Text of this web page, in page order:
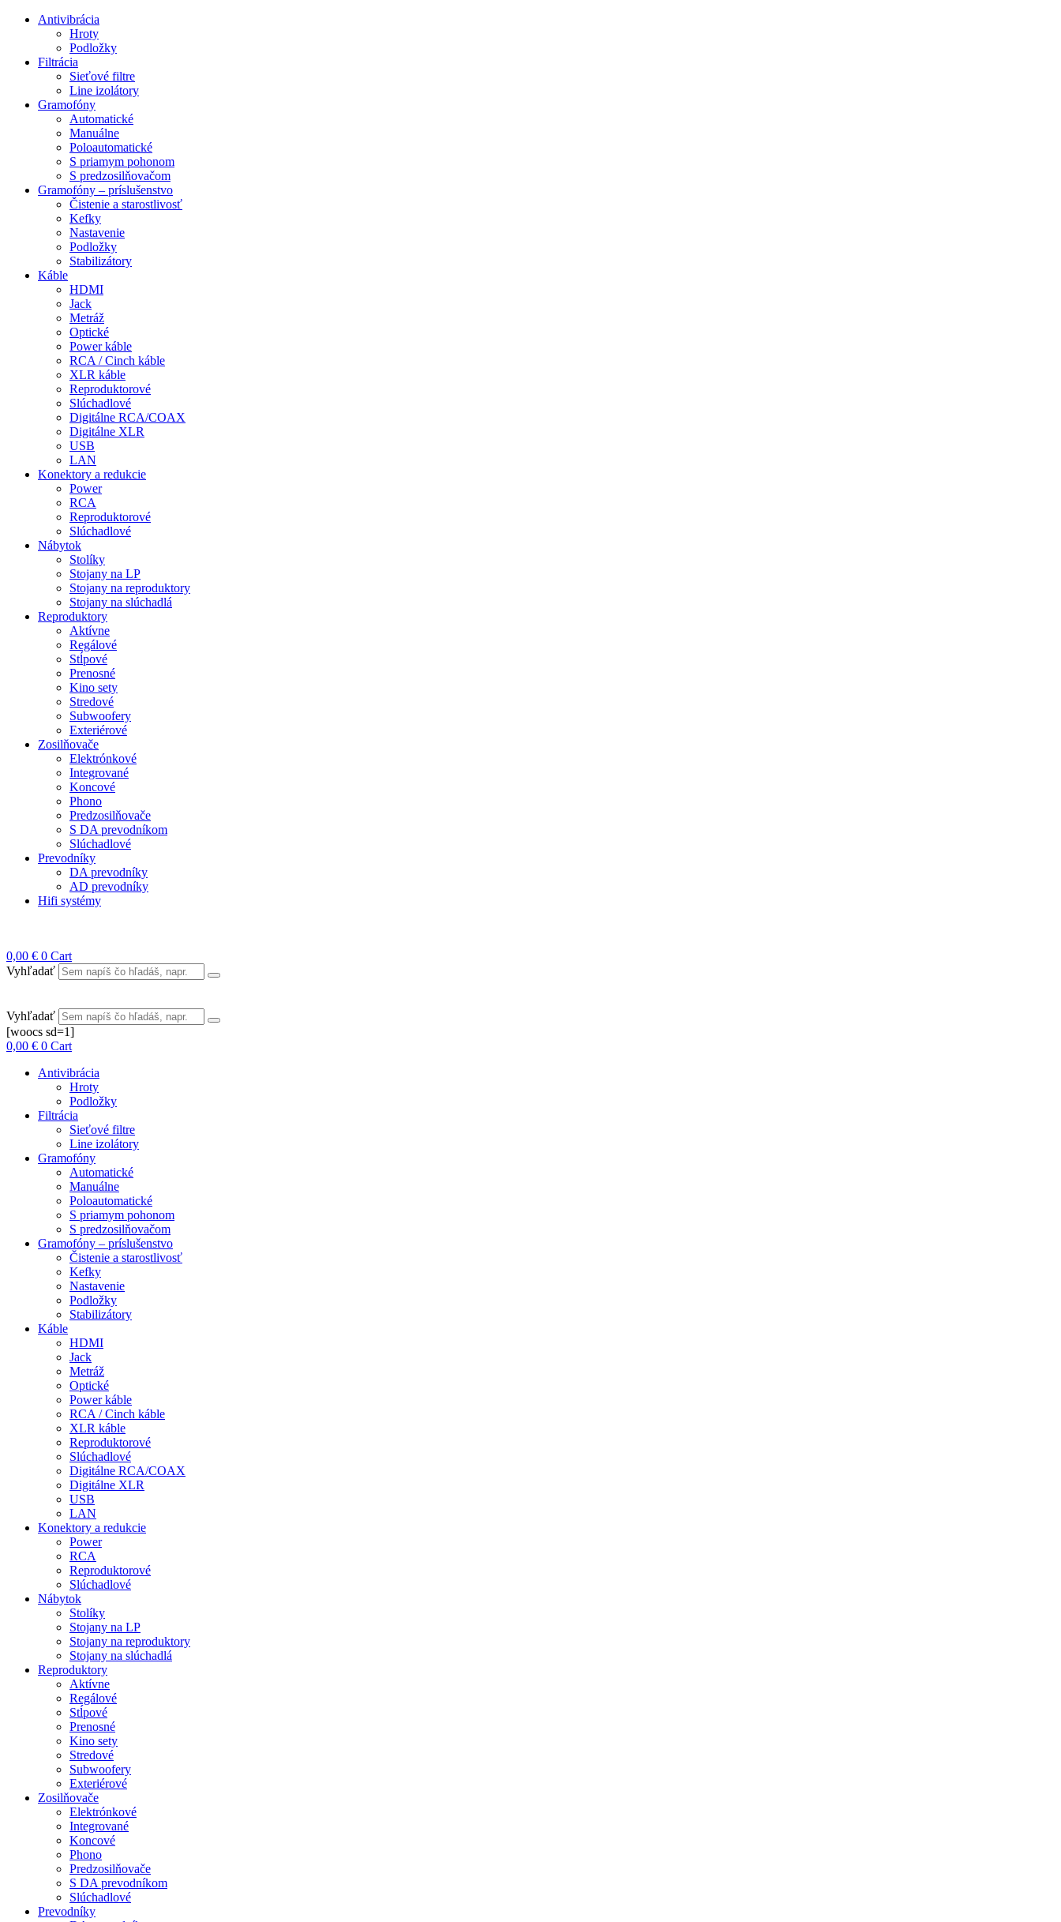
Antivibrácia
Hroty
Podložky
Filtrácia
Sieťové filtre
Line izolátory
Gramofóny
Automatické
Manuálne
Poloautomatické
S priamym pohonom
S predzosilňovačom
Gramofóny – príslušenstvo
Čistenie a starostlivosť
Kefky
Nastavenie
Podložky
Stabilizátory
Káble
HDMI
Jack
Metráž
Optické
Power káble
RCA / Cinch káble
XLR káble
Reproduktorové
Slúchadlové
Digitálne RCA/COAX
Digitálne XLR
USB
LAN
Konektory a redukcie
Power
RCA
Reproduktorové
Slúchadlové
Nábytok
Stolíky
Stojany na LP
Stojany na reproduktory
Stojany na slúchadlá
Reproduktory
Aktívne
Regálové
Stĺpové
Prenosné
Kino sety
Stredové
Subwoofery
Exteriérové
Zosilňovače
Elektrónkové
Integrované
Koncové
Phono
Predzosilňovače
S DA prevodníkom
Slúchadlové
Prevodníky
DA prevodníky
AD prevodníky
Hifi systémy
0,00 € 0 Cart
Vyhľadať
Vyhľadať
[woocs sd=1]
0,00 € 0 Cart
Antivibrácia
Hroty
Podložky
Filtrácia
Sieťové filtre
Line izolátory
Gramofóny
Automatické
Manuálne
Poloautomatické
S priamym pohonom
S predzosilňovačom
Gramofóny – príslušenstvo
Čistenie a starostlivosť
Kefky
Nastavenie
Podložky
Stabilizátory
Káble
HDMI
Jack
Metráž
Optické
Power káble
RCA / Cinch káble
XLR káble
Reproduktorové
Slúchadlové
Digitálne RCA/COAX
Digitálne XLR
USB
LAN
Konektory a redukcie
Power
RCA
Reproduktorové
Slúchadlové
Nábytok
Stolíky
Stojany na LP
Stojany na reproduktory
Stojany na slúchadlá
Reproduktory
Aktívne
Regálové
Stĺpové
Prenosné
Kino sety
Stredové
Subwoofery
Exteriérové
Zosilňovače
Elektrónkové
Integrované
Koncové
Phono
Predzosilňovače
S DA prevodníkom
Slúchadlové
Prevodníky